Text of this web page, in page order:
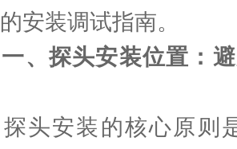
安装调试指南。
一、探头安装位置：
安装的核心原则是